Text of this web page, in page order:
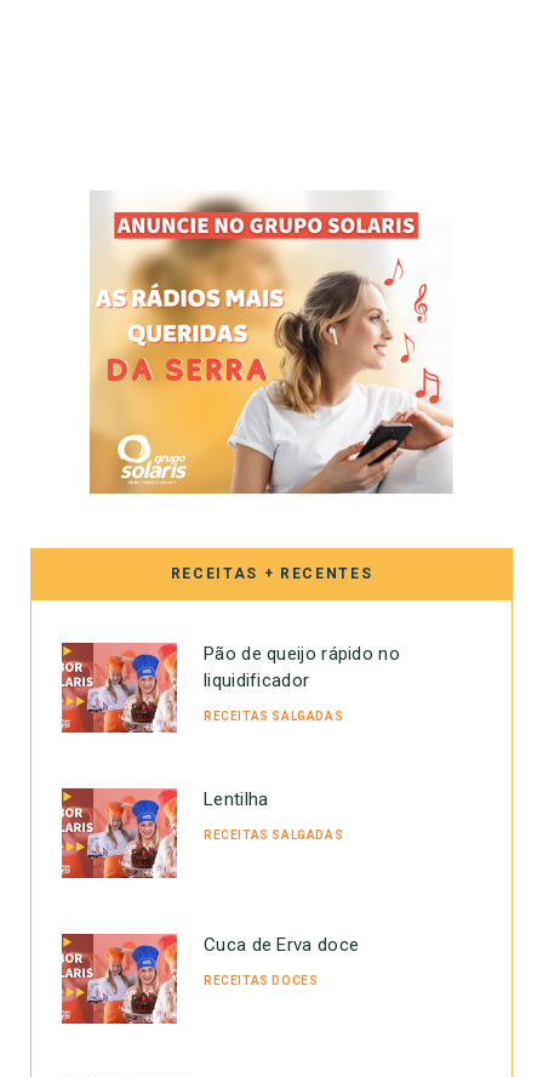
RECEITAS + RECENTES
Pão de queijo rápido no
liquidificador
RECEITAS SALGADAS
Lentilha
RECEITAS SALGADAS
Cuca de Erva doce
RECEITAS DOCES